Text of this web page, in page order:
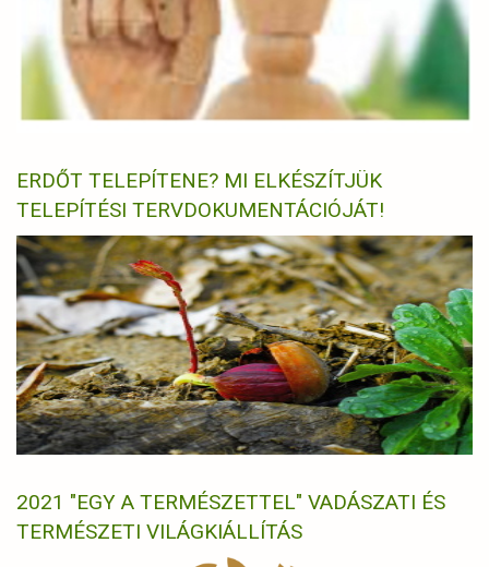
ERDŐT TELEPÍTENE? MI ELKÉSZÍTJÜK
TELEPÍTÉSI TERVDOKUMENTÁCIÓJÁT!
2021 "EGY A TERMÉSZETTEL" VADÁSZATI ÉS
TERMÉSZETI VILÁGKIÁLLÍTÁS